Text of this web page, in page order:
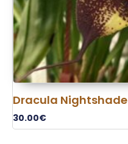
Dracula Nightshade
30.00€